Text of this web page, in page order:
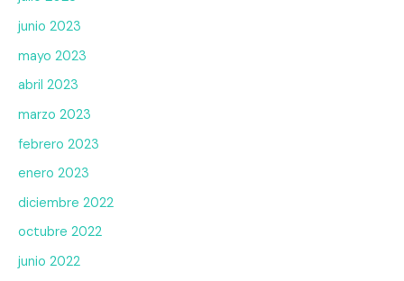
junio 2023
mayo 2023
abril 2023
marzo 2023
febrero 2023
enero 2023
diciembre 2022
octubre 2022
junio 2022